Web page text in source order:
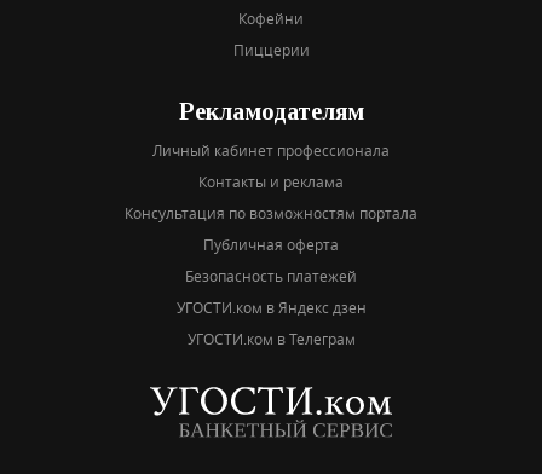
Кофейни
Пиццерии
Рекламодателям
Личный кабинет профессионала
Контакты и реклама
Консультация по возможностям портала
Публичная оферта
Безопасность платежей
УГОСТИ.ком в Яндекс дзен
УГОСТИ.ком в Телеграм